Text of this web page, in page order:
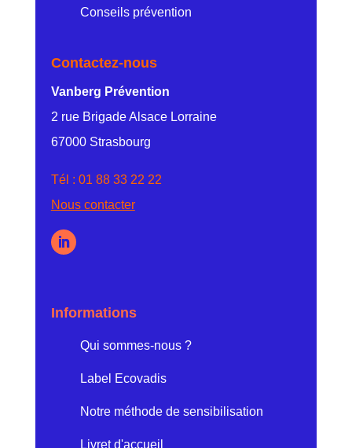
Conseils prévention
Contactez-nous
Vanberg Prévention
2 rue Brigade Alsace Lorraine
67000 Strasbourg
Tél : 01 88 33 22 22
Nous contacter
Informations
Qui sommes-nous ?
Label Ecovadis
Notre méthode de sensibilisation
Livret d'accueil